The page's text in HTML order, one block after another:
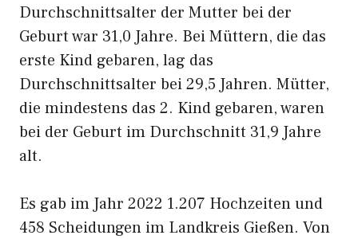
Durchschnittsalter der Mutter bei der
Geburt war 31,0 Jahre. Bei Müttern, die das
erste Kind gebaren, lag das
Durchschnittsalter bei 29,5 Jahren. Mütter,
die mindestens das 2. Kind gebaren, waren
bei der Geburt im Durchschnitt 31,9 Jahre
alt.
Es gab im Jahr 2022 1.207 Hochzeiten und
458 Scheidungen im Landkreis Gießen. Von